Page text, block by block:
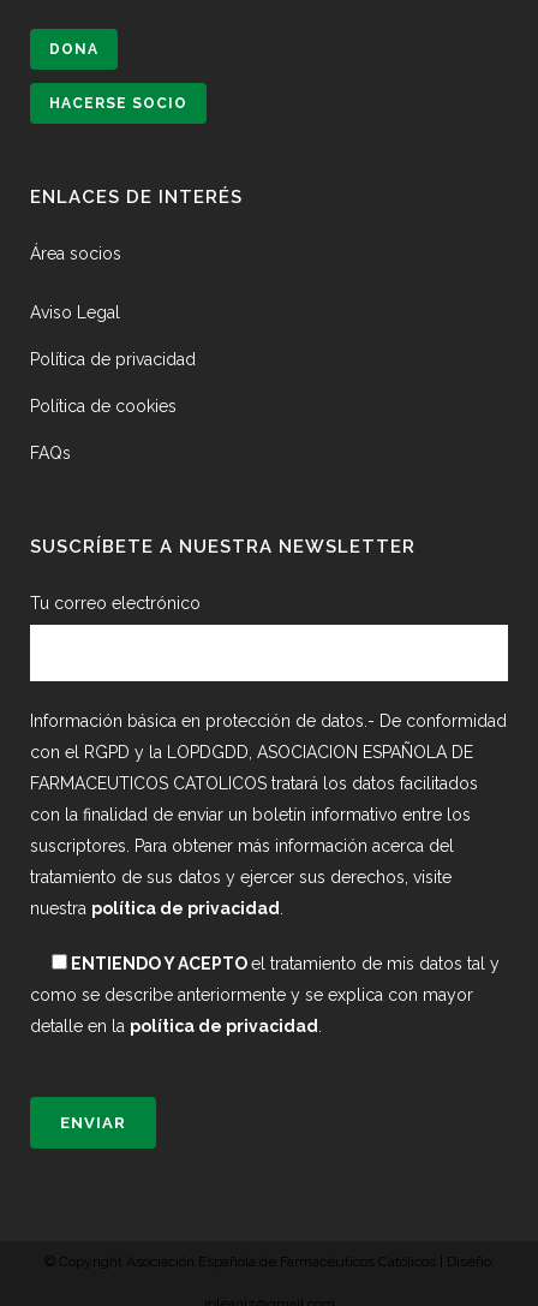
DONA
HACERSE SOCIO
ENLACES DE INTERÉS
Área socios
Aviso Legal
Política de privacidad
Política de cookies
FAQs
SUSCRÍBETE A NUESTRA NEWSLETTER
Tu correo electrónico
Información básica en protección de datos.- De conformidad
con el RGPD y la LOPDGDD, ASOCIACION ESPAÑOLA DE
FARMACEUTICOS CATOLICOS tratará los datos facilitados
con la finalidad de enviar un boletín informativo entre los
suscriptores. Para obtener más información acerca del
tratamiento de sus datos y ejercer sus derechos, visite
nuestra política de privacidad
ENTIENDO Y ACEPTOel tratamiento de mis datos tal y
como se describe anteriormente y se explica con mayor
detalle en la política de privacidad
© Copyright Asociación Española de Farmacéuticos Católicos | Diseño: